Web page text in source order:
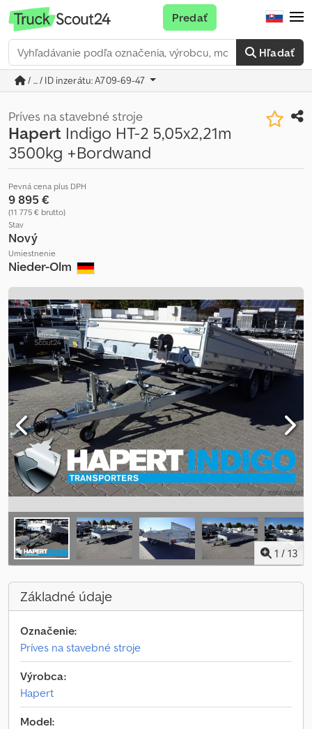
Hľadať
Predať
/ ... / ID inzerátu: A709-69-47
Príves na stavebné stroje
Hapert Indigo HT-2 5,05x2,21m
3500kg +Bordwand
Pevná cena plus DPH
9 895 €
(11 775 € brutto)
Stav
Nový
Umiestnenie
Nieder-Olm
1 / 13
Základné údaje
Označenie:
Príves na stavebné stroje
Výrobca:
Hapert
Model: